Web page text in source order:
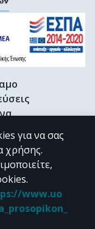
βιβλιογραφία
4.0
διατίθεται
για να σας
χρήσης.
www.uo